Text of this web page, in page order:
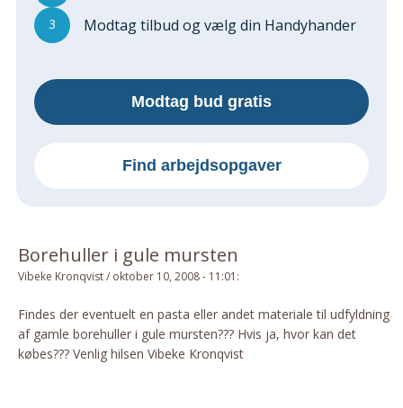
Kan Det Males?
MURER
Reparationer
Om Materialer
HANDYMAN
Tips Og Tricks
Kemi
Andet
Båd
3 Modtag tilbud og vælg din Handyhander
Modtag bud gratis
Find arbejdsopgaver
Borehuller i gule mursten
Vibeke Kronqvist/ oktober 10, 2008 - 11:01 :
Findes der eventuelt en pasta eller andet materiale til udfyldning
af gamle borehuller i gule mursten??? Hvis ja, hvor kan det
købes??? Venlig hilsen Vibeke Kronqvist